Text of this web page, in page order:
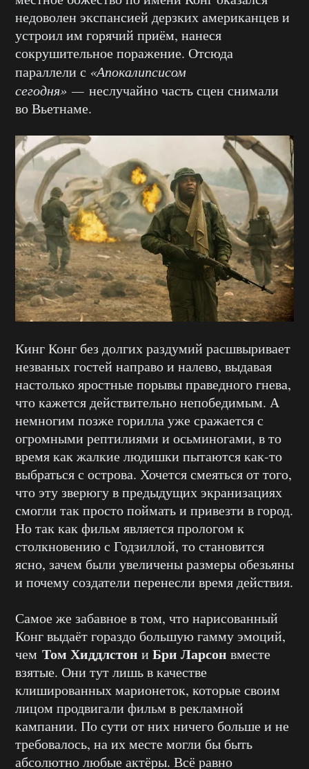
недоволен экспансией дерзких американцев и
устроил им горячий приём, нанеся
сокрушительное поражение. Отсюда
параллели с «Апокалипсисом
сегодня» — неслучайно часть сцен снимали
во Вьетнаме.
Кинг Конг без долгих раздумий расшвыривает
незваных гостей направо и налево, выдавая
настолько яростные порывы праведного гнева,
что кажется действительно непобедимым. А
немногим позже горилла уже сражается с
огромными рептилиями и осьминогами, в то
время как жалкие людишки пытаются как-то
выбраться с острова. Хочется смеяться от того,
что эту зверюгу в предыдущих экранизациях
смогли так просто поймать и привезти в город.
Но так как фильм является прологом к
столкновению с Годзиллой, то становится
ясно, зачем были увеличены размеры обезьяны
и почему создатели перенесли время действия.
Самое же забавное в том, что нарисованный
Конг выдаёт гораздо большую гамму эмоций,
чем Том Хиддлстон и Бри Ларсон вместе
взятые. Они тут лишь в качестве
клишированных марионеток, которые своим
лицом продвигали фильм в рекламной
кампании. По сути от них ничего больше и не
требовалось, на их месте могли бы быть
абсолютно любые актёры. Всё равно